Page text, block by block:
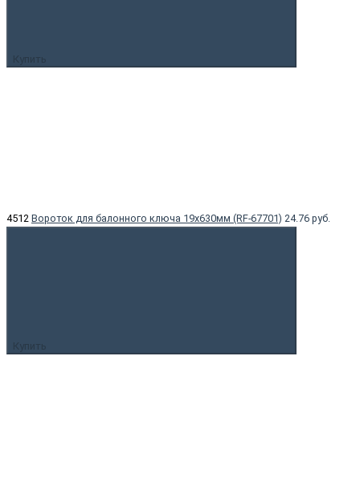
Купить
4512 Вороток для балонного ключа 19x630мм (RF-67701) 24.76 руб.
Купить